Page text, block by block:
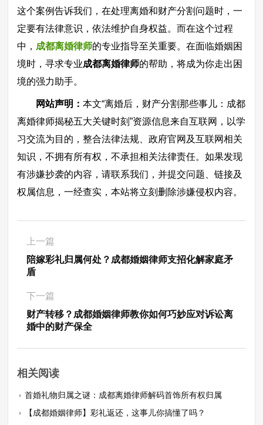
这个案例告诉我们，在处理离婚和财产分割问题时，一
定要有法律意识，依法维护自身权益。而在这个过程
中， 成都离婚律师的专业指导至关重要。在面临婚姻困
境时，寻求专业成都离婚律师的帮助，将成为你走出困
境的强力助手。
网站声明：本文“离婚后，财产分割那些事儿：成都
离婚律师揭秘五大关键时刻”资源信息来自互联网，以学
习交流为目的，整合法律法规、政府官网及互联网相关
知识，不拥有所有权，不承担相关法律责任。如果发现
有涉嫌抄袭的内容，请联系我们，并提交问题、链接及
权属信息，一经查实，本站将立刻删除涉嫌侵权内容。
上一篇
陪嫁彩礼归属何处？成都婚姻律师支招化解家庭矛
盾
下一篇
财产转移？成都婚姻律师教你如何巧妙应对诉讼离
婚中的财产保全
相关阅读
首婚礼物归属之谜：成都离婚律师解码首饰所有权归属
【成都婚姻律师】彩礼返还，这事儿你搞懂了吗？